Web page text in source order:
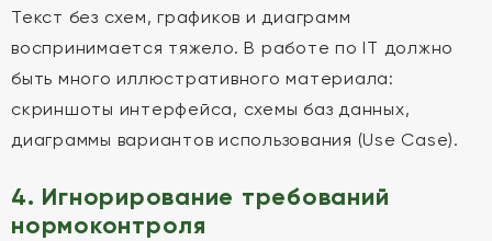
Текст без схем, графиков и диаграмм
воспринимается тяжело. В работе по IT должно
быть много иллюстративного материала:
скриншоты интерфейса, схемы баз данных,
диаграммы вариантов использования (Use Case).
4. Игнорирование требований
нормоконтроля